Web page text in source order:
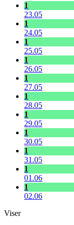
1
23.05
1
24.05
1
25.05
1
26.05
1
27.05
1
28.05
1
29.05
1
30.05
1
31.05
1
01.06
1
02.06
Viser